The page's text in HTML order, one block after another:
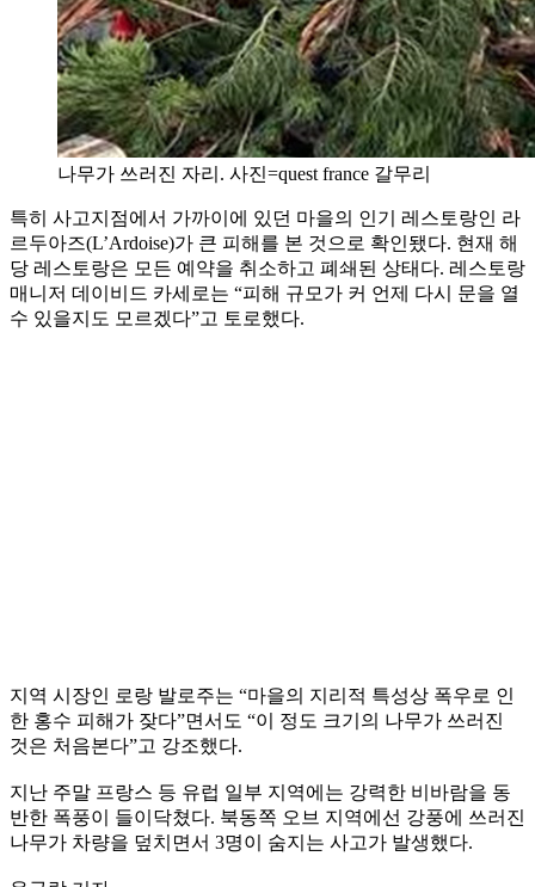
나무가 쓰러진 자리. 사진=quest france 갈무리
특히 사고지점에서 가까이에 있던 마을의 인기 레스토랑인 라
르두아즈(L’Ardoise)가 큰 피해를 본 것으로 확인됐다. 현재 해
당 레스토랑은 모든 예약을 취소하고 폐쇄된 상태다. 레스토랑
매니저 데이비드 카세로는 “피해 규모가 커 언제 다시 문을 열
수 있을지도 모르겠다”고 토로했다.
지역 시장인 로랑 발로주는 “마을의 지리적 특성상 폭우로 인
한 홍수 피해가 잦다”면서도 “이 정도 크기의 나무가 쓰러진
것은 처음본다”고 강조했다.
지난 주말 프랑스 등 유럽 일부 지역에는 강력한 비바람을 동
반한 폭풍이 들이닥쳤다. 북동쪽 오브 지역에선 강풍에 쓰러진
나무가 차량을 덮치면서 3명이 숨지는 사고가 발생했다.